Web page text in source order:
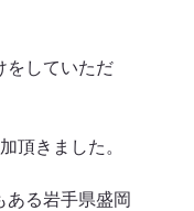
をしていただ
頂きました。
ある岩手県盛岡